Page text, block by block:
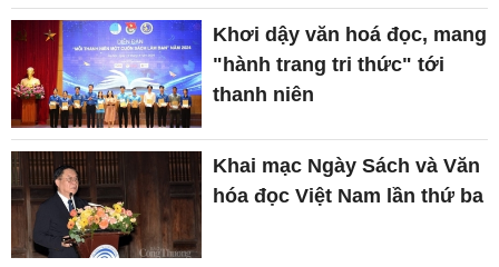
Khơi dậy văn hoá đọc, mang
"hành trang tri thức" tới
thanh niên
Khai mạc Ngày Sách và Văn
hóa đọc Việt Nam lần thứ ba